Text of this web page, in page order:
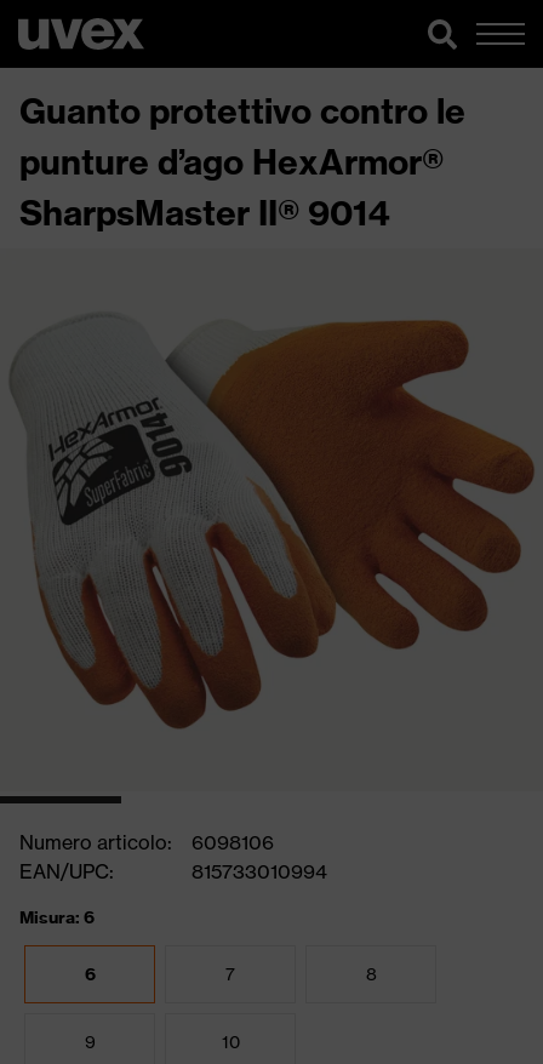
Guanto protettivo contro le
punture d’ago HexArmor®
SharpsMaster II® 9014
Numero articolo:
6098106
EAN/UPC:
815733010994
Misura: 6
6 7 8
9 10